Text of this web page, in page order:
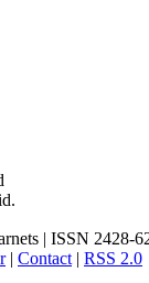
| ISSN 2428-
| Contact | RSS 2.0